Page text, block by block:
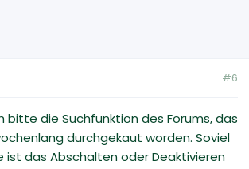
#6
bitte die Suchfunktion des Forums, das
durchgekaut worden. Soviel
ist das Abschalten oder Deaktivieren